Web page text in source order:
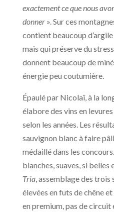
exactement ce que nous
donner». Sur ces
contient beaucoup
mais qui préserve du
donnent beaucoup de
énergie peu coutumière.
Épaulé par Nicolaï, à la
élabore des vins en
selon les années. Les
sauvignon blanc à faire
médaillé dans les
blanches, suaves, si belles
Tria, assemblage des trois
élevées en futs de chêne
en premium, pas de